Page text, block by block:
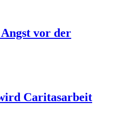
vor der
Caritasarbeit